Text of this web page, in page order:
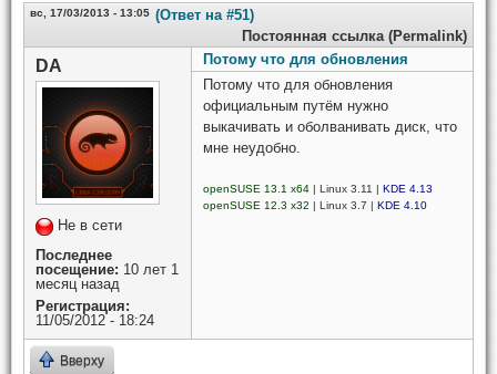
вс, 17/03/2013 - 13:05 (Ответ на #51)
Постоянная ссылка (Permalink)
DA
Не в сети
Последнее
посещение: 10 лет 1
месяц назад
Регистрация:
11/05/2012 - 18:24
Потому что для обновления
Потому что для обновления
официальным путём нужно
выкачивать и оболванивать диск, что
мне неудобно.
openSUSE 13.1 x64 | Linux 3.11 | KDE 4.13
openSUSE 12.3 x32 | Linux 3.7 | KDE 4.10
Вверху